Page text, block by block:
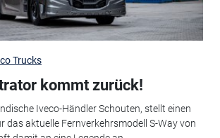
Trucks
kommt zurück!
Iveco-Händler Schouten, stellt einen
das aktuelle Fernverkehrsmodell S-Way von